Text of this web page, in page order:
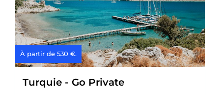
À partir de 530 €.
Turquie - Go Private